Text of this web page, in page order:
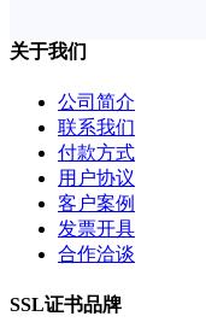
关于我们
公司简介
联系我们
付款方式
用户协议
客户案例
发票开具
合作洽谈
SSL证书品牌